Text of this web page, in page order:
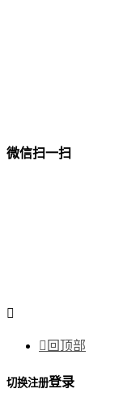
微信扫一扫

 回顶部
切换注册登录